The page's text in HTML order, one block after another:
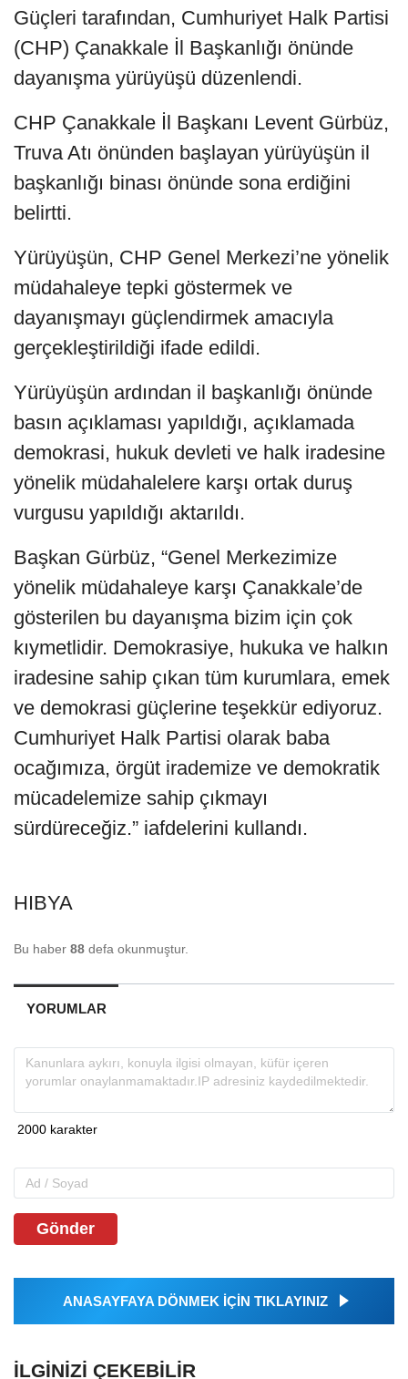
Güçleri tarafından, Cumhuriyet Halk Partisi
(CHP) Çanakkale İl Başkanlığı önünde
dayanışma yürüyüşü düzenlendi.
CHP Çanakkale İl Başkanı Levent Gürbüz,
Truva Atı önünden başlayan yürüyüşün il
başkanlığı binası önünde sona erdiğini
belirtti.
Yürüyüşün, CHP Genel Merkezi’ne yönelik
müdahaleye tepki göstermek ve
dayanışmayı güçlendirmek amacıyla
gerçekleştirildiği ifade edildi.
Yürüyüşün ardından il başkanlığı önünde
basın açıklaması yapıldığı, açıklamada
demokrasi, hukuk devleti ve halk iradesine
yönelik müdahalelere karşı ortak duruş
vurgusu yapıldığı aktarıldı.
Başkan Gürbüz, “Genel Merkezimize
yönelik müdahaleye karşı Çanakkale’de
gösterilen bu dayanışma bizim için çok
kıymetlidir. Demokrasiye, hukuka ve halkın
iradesine sahip çıkan tüm kurumlara, emek
ve demokrasi güçlerine teşekkür ediyoruz.
Cumhuriyet Halk Partisi olarak baba
ocağımıza, örgüt irademize ve demokratik
mücadelemize sahip çıkmayı
sürdüreceğiz.” iafdelerini kullandı.
HIBYA
Bu haber 88 defa okunmuştur.
YORUMLAR
Gönder
ANASAYFAYA DÖNMEK İÇİN TIKLAYINIZ
İLGINIZI ÇEKEBILIR